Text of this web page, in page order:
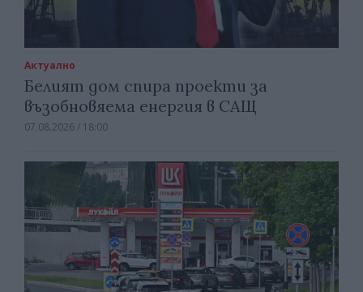
Актуално
Белият дом спира проекти за
възобновяема енергия в САЩ
07.08.2026 / 18:00